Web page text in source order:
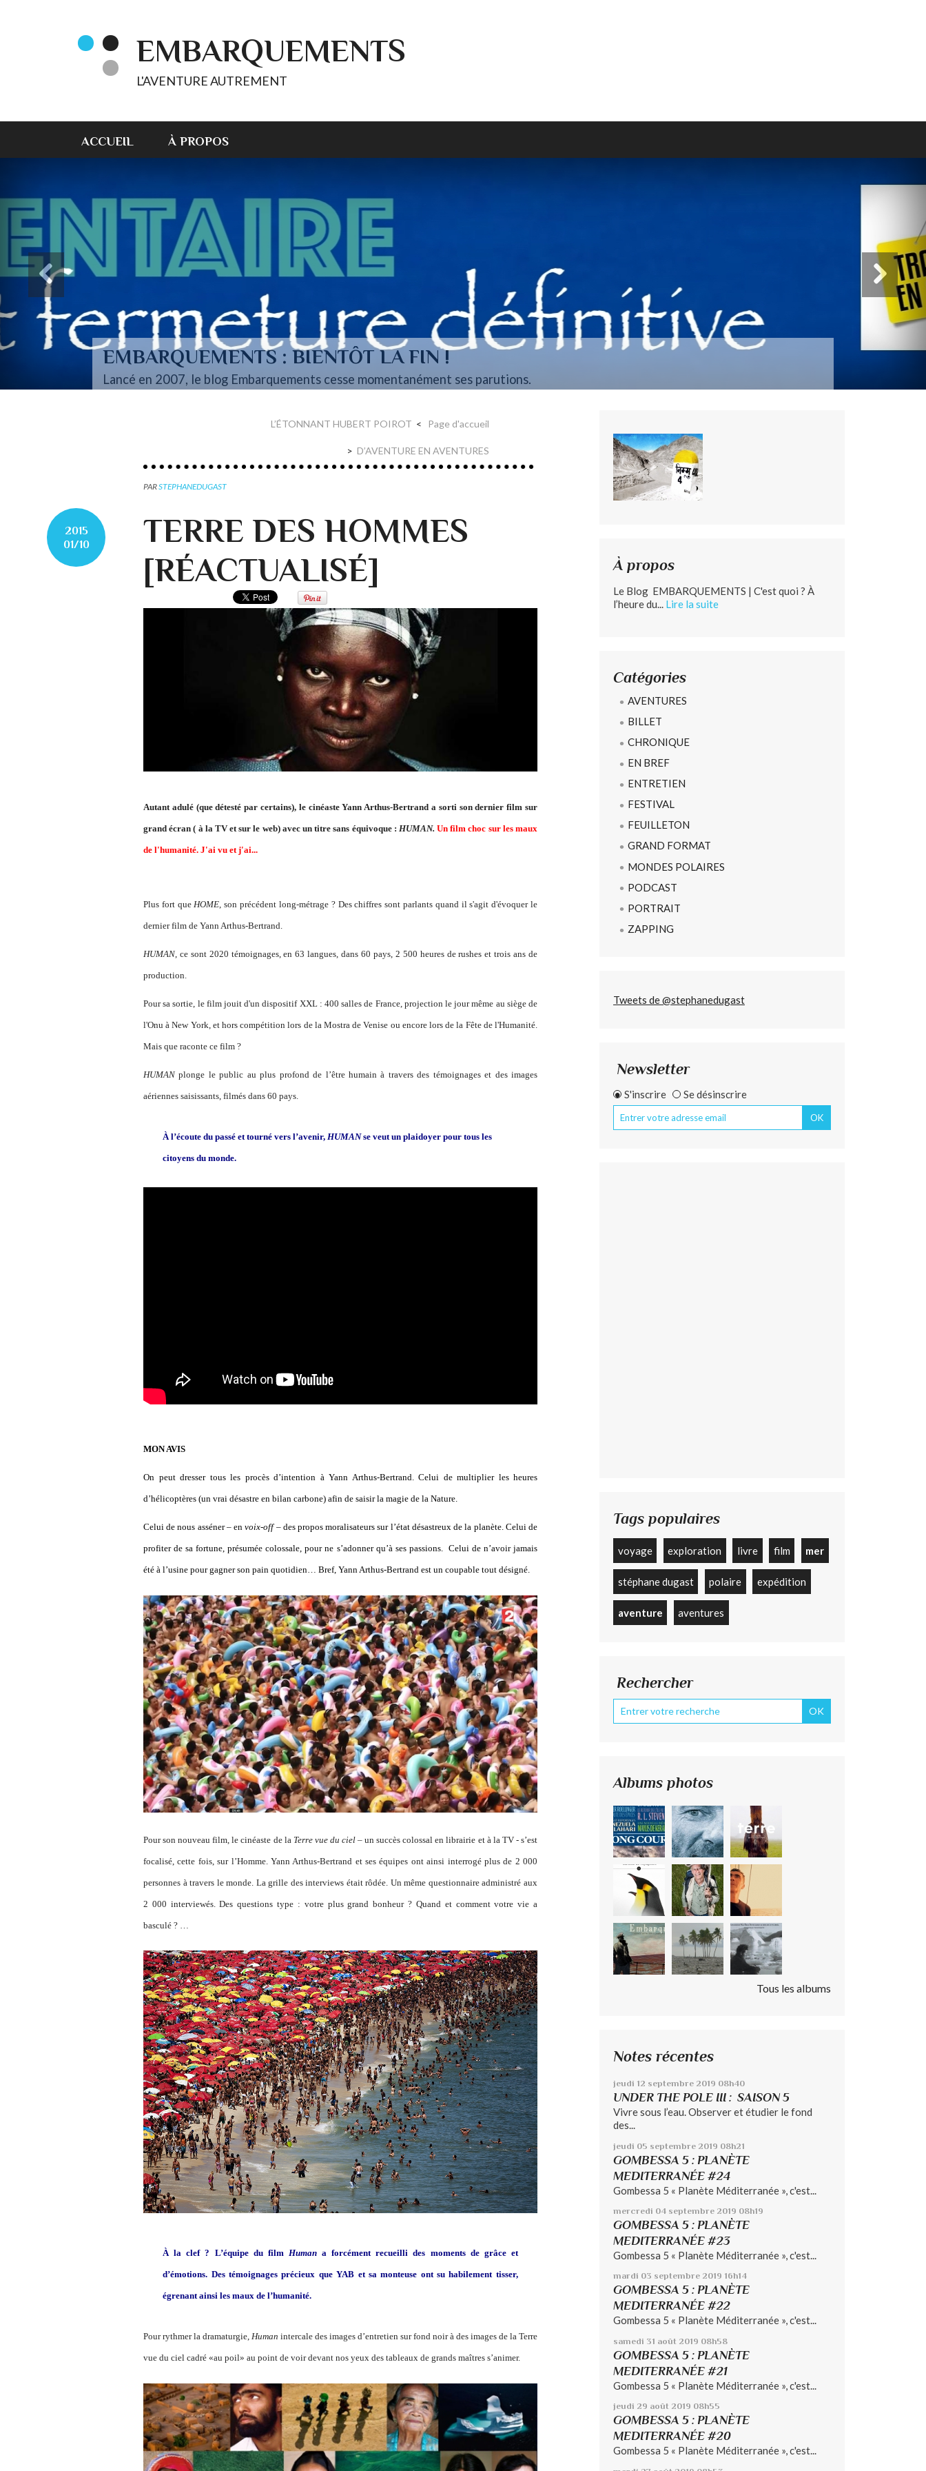
EMBARQUEMENTS
L'AVENTURE AUTREMENT
ACCUEIL À PROPOS
EMBARQUEMENTS : BIENTÔT LA FIN !
Lancé en 2007, le blog Embarquements cesse momentanément ses parutions.
L’ÉTONNANT HUBERT POIROT Page d'accueil
D’AVENTURE EN AVENTURES
PARSTEPHANEDUGAST
2015
01/10
TERRE DES HOMMES
[RÉACTUALISÉ]
Autant adulé (que détesté par certains), le cinéaste Yann Arthus-Bertrand a sorti son dernier film sur
grand écran ( à la TV et sur le web) avec un titre sans équivoque : HUMAN. Un film choc sur les maux
de l'humanité. J'ai vu et j'ai...
Plus fort que HOME , son précédent long-métrage ? Des chiffres sont parlants quand il s'agit d'évoquer le
dernier film de Yann Arthus-Bertrand.
HUMAN , ce sont 2020 témoignages, en 63 langues, dans 60 pays, 2 500 heures de rushes et trois ans de
production.
Pour sa sortie, le film jouit d'un dispositif XXL : 400 salles de France, projection le jour même au siège de
l'Onu à New York, et hors compétition lors de la Mostra de Venise ou encore lors de la Fête de l'Humanité.
Mais que raconte ce film ?
HUMAN plonge le public au plus profond de l’être humain à travers des témoignages et des images
aériennes saisissants, filmés dans 60 pays.
À l’écoute du passé et tourné vers l’avenir, HUMANse veut un plaidoyer pour tous les
citoyens du monde.
MON AVIS
On peut dresser tous les procès d’intention à Yann Arthus-Bertrand. Celui de multiplier les heures
d’hélicoptères (un vrai désastre en bilan carbone) afin de saisir la magie de la Nature.
Celui de nous asséner – envoix-off– des propos moralisateurs sur l’état désastreux de la planète. Celui de
profiter de sa fortune, présumée colossale, pour ne s’adonner qu’à ses passions. Celui de n’avoir jamais
été à l’usine pour gagner son pain quotidien… Bref, Yann Arthus-Bertrand est un coupable tout désigné.
Pour son nouveau film, le cinéaste de la Terrevue du ciel– un succès colossal en librairie et à la TV - s’est
focalisé, cette fois, sur l’Homme. Yann Arthus-Bertrand et ses équipes ont ainsi interrogé plus de 2 000
personnes à travers le monde. La grille des interviews était rôdée. Un même questionnaire administré aux
2 000 interviewés. Des questions type : votre plus grand bonheur ? Quand et comment votre vie a
basculé ? …
À la clef ? L’équipe du film Humana forcément recueilli des moments de grâce et
d’émotions. Des témoignages précieux que YAB et sa monteuse ont su habilement tisser,
égrenant ainsi les maux de l’humanité.
Pour rythmer la dramaturgie, Human intercale des images d’entretien sur fond noir à des images de la Terre
vue du ciel cadré «au poil» au point de voir devant nos yeux des tableaux de grands maîtres s’animer.
À propos
Le Blog EMBARQUEMENTS | C'est quoi ? À
l’heure du... Lire la suite
Catégories
AVENTURES
BILLET
CHRONIQUE
EN BREF
ENTRETIEN
FESTIVAL
FEUILLETON
GRAND FORMAT
MONDES POLAIRES
PODCAST
PORTRAIT
ZAPPING
Tweets de @stephanedugast
Newsletter
S'inscrire Se désinscrire
Tags populaires
voyage exploration livre film mer
stéphane dugast polaire expédition
aventure aventures
Rechercher
Albums photos
Tous les albums
Notes récentes
jeudi 12 septembre 2019 08h40
UNDER THE POLE III : SAISON 5
Vivre sous l’eau. Observer et étudier le fond
des...
jeudi 05 septembre 2019 08h21
GOMBESSA 5 : PLANÈTE
MEDITERRANÉE #24
Gombessa 5 « Planète Méditerranée », c'est...
mercredi 04 septembre 2019 08h19
GOMBESSA 5 : PLANÈTE
MEDITERRANÉE #23
Gombessa 5 « Planète Méditerranée », c'est...
mardi 03 septembre 2019 16h14
GOMBESSA 5 : PLANÈTE
MEDITERRANÉE #22
Gombessa 5 « Planète Méditerranée », c'est...
samedi 31 août 2019 08h58
GOMBESSA 5 : PLANÈTE
MEDITERRANÉE #21
Gombessa 5 « Planète Méditerranée », c'est...
jeudi 29 août 2019 08h55
GOMBESSA 5 : PLANÈTE
MEDITERRANÉE #20
Gombessa 5 « Planète Méditerranée », c'est...